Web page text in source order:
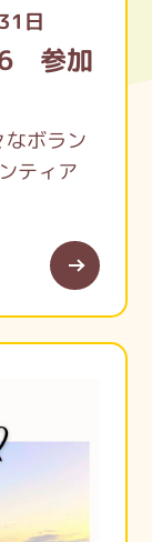
日
参加
ボラン
ティア
ません